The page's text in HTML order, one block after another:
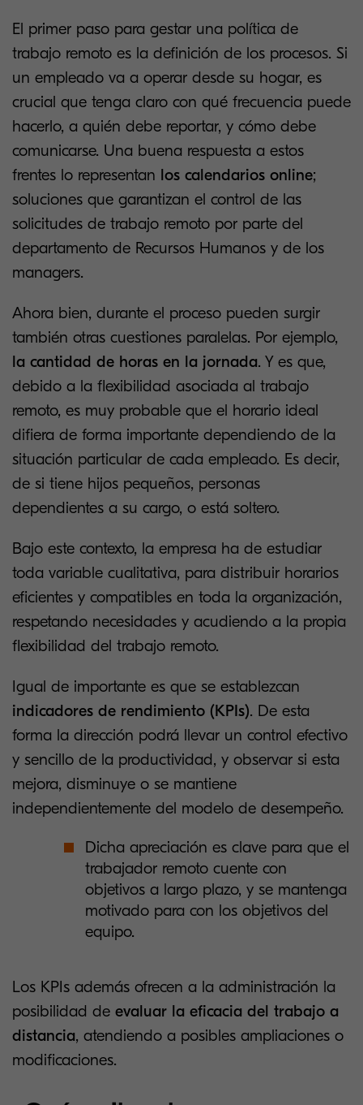
El primer paso para gestar una política de
trabajo remoto es la definición de los procesos. Si
un empleado va a operar desde su hogar, es
crucial que tenga claro con qué frecuencia puede
hacerlo, a quién debe reportar, y cómo debe
comunicarse. Una buena respuesta a estos
frentes lo representan los calendarios online;
soluciones que garantizan el control de las
solicitudes de trabajo remoto por parte del
departamento de Recursos Humanos y de los
managers.
Ahora bien, durante el proceso pueden surgir
también otras cuestiones paralelas. Por ejemplo,
la cantidad de horas en la jornada. Y es que,
debido a la flexibilidad asociada al trabajo
remoto, es muy probable que el horario ideal
difiera de forma importante dependiendo de la
situación particular de cada empleado. Es decir,
de si tiene hijos pequeños, personas
dependientes a su cargo, o está soltero.
Bajo este contexto, la empresa ha de estudiar
toda variable cualitativa, para distribuir horarios
eficientes y compatibles en toda la organización,
respetando necesidades y acudiendo a la propia
flexibilidad del trabajo remoto.
Igual de importante es que se establezcan
indicadores de rendimiento (KPIs). De esta
forma la dirección podrá llevar un control efectivo
y sencillo de la productividad, y observar si esta
mejora, disminuye o se mantiene
independientemente del modelo de desempeño.
Dicha apreciación es clave para que el
trabajador remoto cuente con
objetivos a largo plazo, y se mantenga
motivado para con los objetivos del
equipo.
Los KPIs además ofrecen a la administración la
posibilidad de evaluar la eficacia del trabajo a
distancia, atendiendo a posibles ampliaciones o
modificaciones.